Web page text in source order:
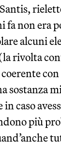
fa non era
alcuni
rivolta
sostanza
caso
più